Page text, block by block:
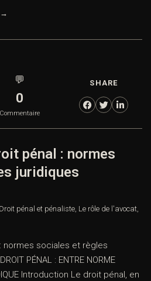
💬
0
Commentaire
SHARE
pénal : normes
juridiques
Droit pénal et pénaliste, Le rôle de l'avocat,
normes sociales et règles
PÉNAL : ENTRE NORME
Introduction Le droit pénal, en